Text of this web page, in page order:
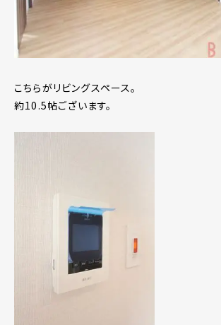
こちらがリビングスペース。
約10.5帖ございます。